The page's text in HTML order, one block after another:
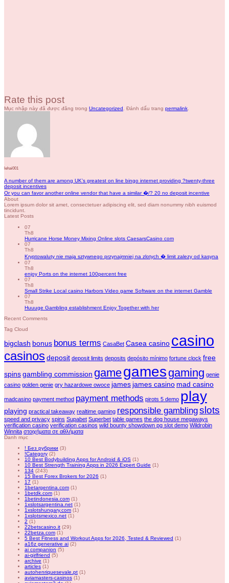
Rate this post
Mục nhập này đã được đăng trong Uncategorized . Đánh dấu trang permalink
lehai001
A number of them are among UK’s greatest on line bingo internet providing ?twenty-three
deposit incentives
Or you can favor another online vendor that have a similar �/? 20 no deposit incentive
About
Lorem ipsum dolor sit amet, consectetuer adipiscing elit, sed diam nonummy nibh euismod
tincidunt.
Latest Posts
07
Th8
Hurricane Horse Money Mixing Online slots CaesarsCasino com
07
Th8
Kryptowaluty nie maja sztywnego przynajmniej na zlotych � limit zalezy od kasyna
07
Th8
enjoy Ports on the internet 100percent free
07
Th8
Small Strike Local casino Harbors Video game Software on the internet Gamble
07
Th8
Huuuge Gambling establishment Enjoy Together with her
Recent Comments
Tag Cloud
bigclash bonus bonus terms CasaBet Casea casino casino
casinosdeposit deposit limits deposits depósito mínimo fortune clock free
spinsgambling commission gamegames gaming genie
casino golden genie gry hazardowe owoce james james casino mad casino
madcasino payment method payment methods pirots 5 demo play
playing practical takeaway realtime gaming responsible gamblingslots
speed and privacy spins Supabet Superbet table games the dog house megaways
verification casino verification casinos wild bounty showdown pg slot demo Wildrobin
Winnita στοιχήματα σε αθλήματα
Danh mục
! Без рубрики (3)
!Category (2)
10 Best Bodybuilding Apps for Android & iOS (1)
10 Best Strength Training Apps in 2026 Expert Guide (1)
134 (243)
15 Best Forex Brokers for 2026 (1)
17 (1)
1betargentina.com (1)
1betdk.com (1)
1betindonesia.com (1)
1xslotsargentina.net (1)
1xslotshungary.com (1)
1xslotsmexico.net (1)
2 (1)
22betscasino.it (29)
22betza.com (1)
5 Best Fitness and Workout Apps for 2026, Tested & Reviewed (1)
a16z generative ai (2)
ai companion (5)
ai-girlfriend (5)
archive (1)
articles (1)
autohenriquesevale.pt (1)
aviamasters-casinos (1)